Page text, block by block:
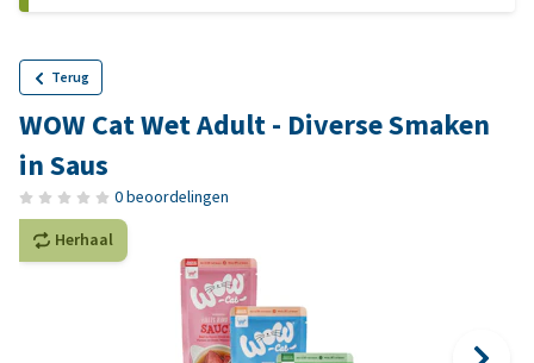
Terug
WOW Cat Wet Adult - Diverse Smaken
in Saus
0 beoordelingen
Herhaal